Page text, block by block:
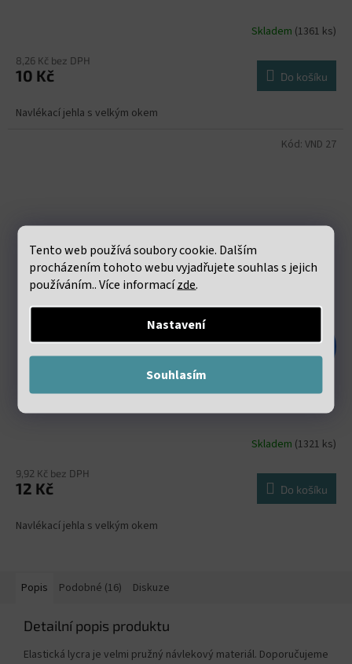
Tento web používá soubory cookie. Dalším
procházením tohoto webu vyjadřujete souhlas s jejich
používáním.. Více informacízde.
Nastavení
Souhlasím
Skladem (1361 ks)
8,26 Kč bez DPH
10 Kč Do košíku
Navlékací jehla s velkým okem
24 Kč
Navlékací jehla Big Eye 125mm
Skladem (1321 ks)
9,92 Kč bez DPH
12 Kč Do košíku
Navlékací jehla s velkým okem
Kód: VND 27
Popis Podobné (16) Diskuze
Detailní popis produktu
Elastická lycra je velmi pružný návlekový materiál. Doporučujeme